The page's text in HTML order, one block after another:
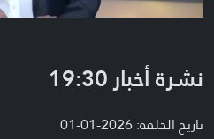
نشرة أخبار 19:30
تاريخ الحلقة: 2026-01-01